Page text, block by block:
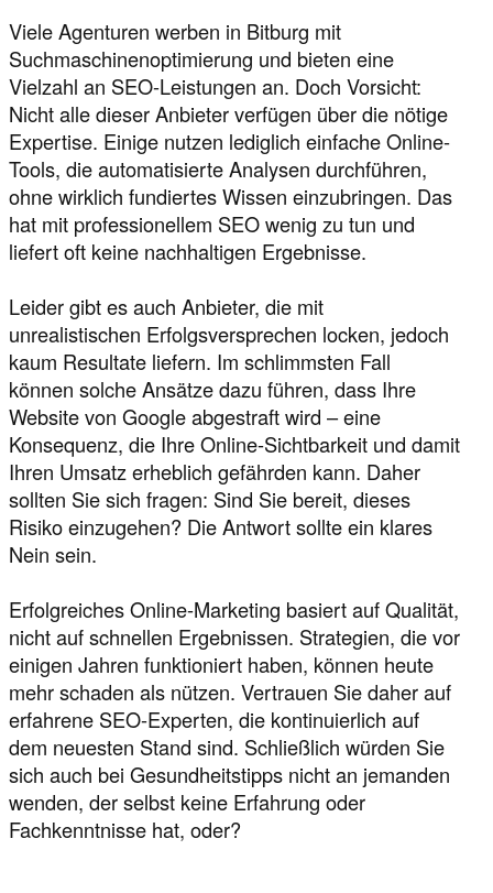
Viele Agenturen werben in Bitburg mit
Suchmaschinenoptimierung und bieten eine
Vielzahl an SEO-Leistungen an. Doch Vorsicht:
Nicht alle dieser Anbieter verfügen über die nötige
Expertise. Einige nutzen lediglich einfache Online-
Tools, die automatisierte Analysen durchführen,
ohne wirklich fundiertes Wissen einzubringen. Das
hat mit professionellem SEO wenig zu tun und
liefert oft keine nachhaltigen Ergebnisse.
Leider gibt es auch Anbieter, die mit
unrealistischen Erfolgsversprechen locken, jedoch
kaum Resultate liefern. Im schlimmsten Fall
können solche Ansätze dazu führen, dass Ihre
Website von Google abgestraft wird – eine
Konsequenz, die Ihre Online-Sichtbarkeit und damit
Ihren Umsatz erheblich gefährden kann. Daher
sollten Sie sich fragen: Sind Sie bereit, dieses
Risiko einzugehen? Die Antwort sollte ein klares
Nein sein.
Erfolgreiches Online-Marketing basiert auf Qualität,
nicht auf schnellen Ergebnissen. Strategien, die vor
einigen Jahren funktioniert haben, können heute
mehr schaden als nützen. Vertrauen Sie daher auf
erfahrene SEO-Experten, die kontinuierlich auf
dem neuesten Stand sind. Schließlich würden Sie
sich auch bei Gesundheitstipps nicht an jemanden
wenden, der selbst keine Erfahrung oder
Fachkenntnisse hat, oder?